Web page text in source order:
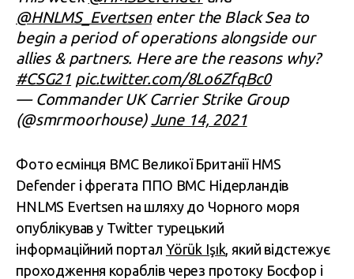
@HNLMS_Evertsenenter the Black Sea to
begin a period of operations alongside our
allies & partners. Here are the reasons why?
#CSG21 pic.twitter.com/8Lo6ZfqBc0
— Commander UK Carrier Strike Group
(@smrmoorhouse)June 14, 2021
Фото есмінця ВМС Великої Британії HMS
Defender і фрегата ППО ВМС Нідерландів
HNLMS Evertsen на шляху до Чорного моря
опублікував у Twitter турецький
інформаційний портал Yörük Işık, який відстежує
проходження кораблів через протоку Босфор і